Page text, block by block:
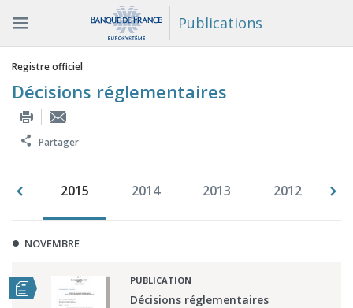
Publications
Vous êtes ici
Registre officiel
Décisions réglementaires
Partager
2015 2014 2013 2012
NOVEMBRE
PUBLICATION
Décisions réglementaires